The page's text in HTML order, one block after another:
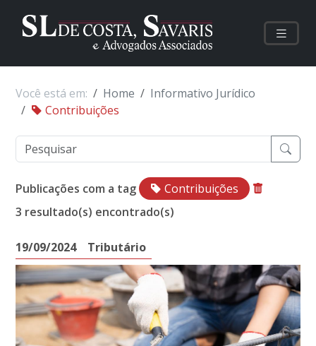
Você está em: Home
Informativo Jurídico
Contribuições
Publicações com a tag
Contribuições
3 resultado(s) encontrado(s)
19/09/2024 Tributário